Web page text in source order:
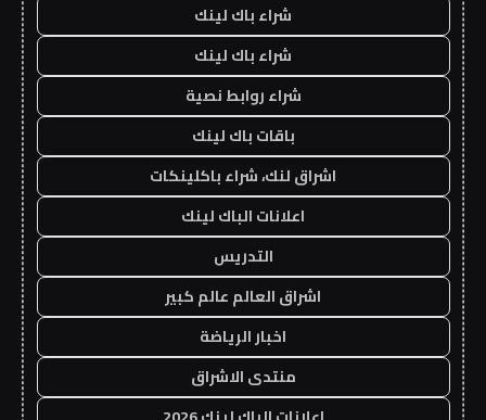
شراء باك لينك
شراء باك لينك
شراء روابط نصية
باقات باك لينك
اشراق لنك، شراء باكلينكات
اعلانات الباك لينك
التدريس
اشراق العالم عالم كبير
اخبار الرياضة
منتدى الاشراق